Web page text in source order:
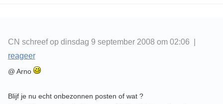
CN schreef op dinsdag 9 september 2008 om 02:06 |
reageer
@ Arno
Blijf je nu echt onbezonnen posten of wat ?